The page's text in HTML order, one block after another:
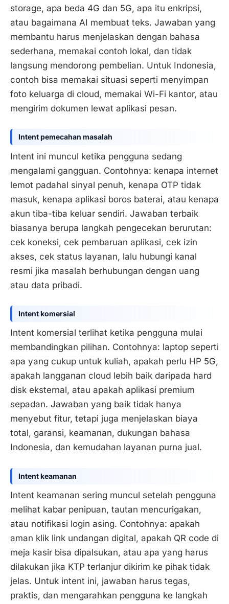
storage, apa beda 4G dan 5G, apa itu enkripsi,
atau bagaimana AI membuat teks. Jawaban yang
membantu harus menjelaskan dengan bahasa
sederhana, memakai contoh lokal, dan tidak
langsung mendorong pembelian. Untuk Indonesia,
contoh bisa memakai situasi seperti menyimpan
foto keluarga di cloud, memakai Wi-Fi kantor, atau
mengirim dokumen lewat aplikasi pesan.
Intent pemecahan masalah
Intent ini muncul ketika pengguna sedang
mengalami gangguan. Contohnya: kenapa internet
lemot padahal sinyal penuh, kenapa OTP tidak
masuk, kenapa aplikasi boros baterai, atau kenapa
akun tiba-tiba keluar sendiri. Jawaban terbaik
biasanya berupa langkah pengecekan berurutan:
cek koneksi, cek pembaruan aplikasi, cek izin
akses, cek status layanan, lalu hubungi kanal
resmi jika masalah berhubungan dengan uang
atau data pribadi.
Intent komersial
Intent komersial terlihat ketika pengguna mulai
membandingkan pilihan. Contohnya: laptop seperti
apa yang cukup untuk kuliah, apakah perlu HP 5G,
apakah langganan cloud lebih baik daripada hard
disk eksternal, atau apakah aplikasi premium
sepadan. Jawaban yang baik tidak hanya
menyebut fitur, tetapi juga menjelaskan biaya
total, garansi, keamanan, dukungan bahasa
Indonesia, dan kemudahan layanan purna jual.
Intent keamanan
Intent keamanan sering muncul setelah pengguna
melihat kabar penipuan, tautan mencurigakan,
atau notifikasi login asing. Contohnya: apakah
aman klik link undangan digital, apakah QR code di
meja kasir bisa dipalsukan, atau apa yang harus
dilakukan jika KTP terlanjur dikirim ke pihak tidak
jelas. Untuk intent ini, jawaban harus tegas,
praktis, dan mengarahkan pengguna ke langkah